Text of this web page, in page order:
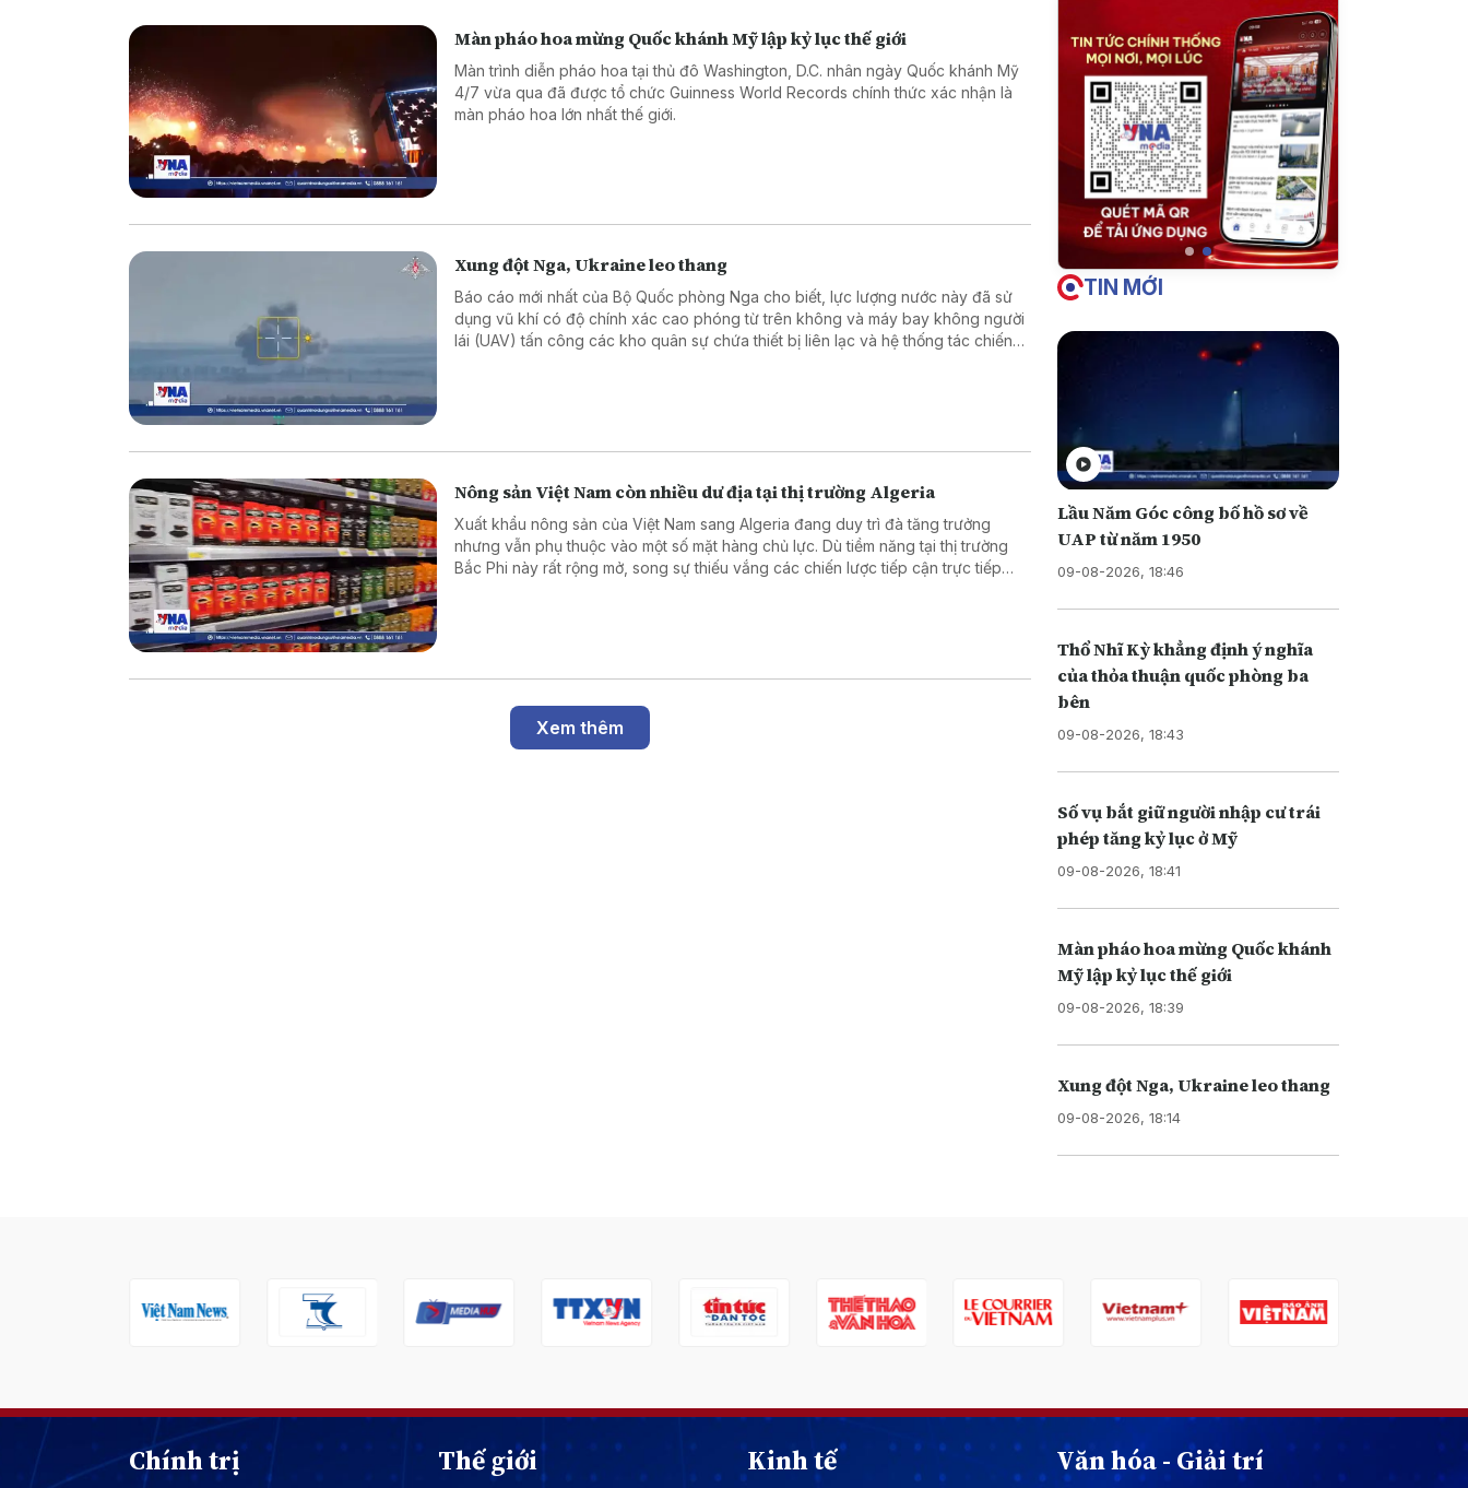
Màn pháo hoa mừng Quốc khánh Mỹ lập kỷ lục thế giới
Màn trình diễn pháo hoa tại thủ đô Washington, D.C. nhân ngày Quốc khánh Mỹ
4/7 vừa qua đã được tổ chức Guinness World Records chính thức xác nhận là
màn pháo hoa lớn nhất thế giới.
Xung đột Nga, Ukraine leo thang
Báo cáo mới nhất của Bộ Quốc phòng Nga cho biết, lực lượng nước này đã sử
dụng vũ khí có độ chính xác cao phóng từ trên không và máy bay không người
lái (UAV) tấn công các kho quân sự chứa thiết bị liên lạc và hệ thống tác chiến
Nông sản Việt Nam còn nhiều dư địa tại thị trường Algeria
Xuất khẩu nông sản của Việt Nam sang Algeria đang duy trì đà tăng trưởng
nhưng vẫn phụ thuộc vào một số mặt hàng chủ lực. Dù tiềm năng tại thị trường
Bắc Phi này rất rộng mở, song sự thiếu vắng các chiến lược tiếp cận trực tiếp
Xem thêm
TIN MỚI
Lầu Năm Góc công bố hồ sơ về
UAP từ năm 1950
09-08-2026, 18:46
Thổ Nhĩ Kỳ khẳng định ý nghĩa
của thỏa thuận quốc phòng ba
bên
09-08-2026, 18:43
Số vụ bắt giữ người nhập cư trái
phép tăng kỷ lục ở Mỹ
09-08-2026, 18:41
Màn pháo hoa mừng Quốc khánh
Mỹ lập kỷ lục thế giới
09-08-2026, 18:39
Xung đột Nga, Ukraine leo thang
09-08-2026, 18:14
Chính trị Thế giới Kinh tế Văn hóa - Giải trí